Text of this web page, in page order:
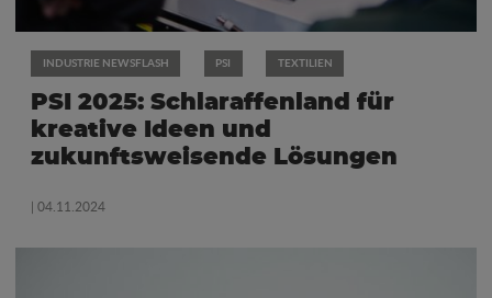
INDUSTRIE NEWSFLASH PSI TEXTILIEN
PSI 2025: Schlaraffenland für
kreative Ideen und
zukunftsweisende Lösungen
| 04.11.2024